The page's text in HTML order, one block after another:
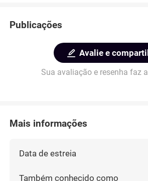
Publicações
Avalie e
Sua avaliação e resenha faz
Mais informações
Data de estreia
Também conhecido como